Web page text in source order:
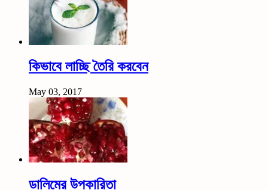
কিভাবে লাচ্ছি তৈরি করবেন
May 03, 2017
ডালিমের উপকারিতা